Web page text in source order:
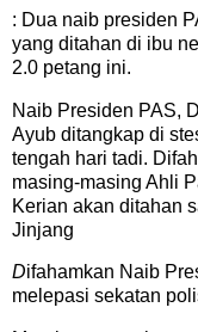
: Dua naib presiden
yang ditahan di ibu
2.0 petang ini.
Naib Presiden PAS,
Ayub ditangkap di
tengah hari tadi.
masing-masing Ahli
Kerian akan ditahan
Jinjang
Difahamkan Naib
melepasi sekatan